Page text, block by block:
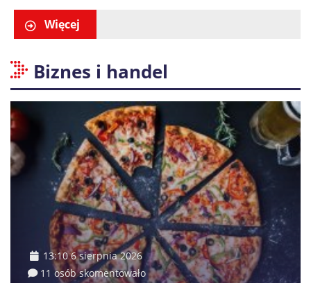
Więcej
Biznes i handel
13:10 6 sierpnia 2026
11 osób skomentowało